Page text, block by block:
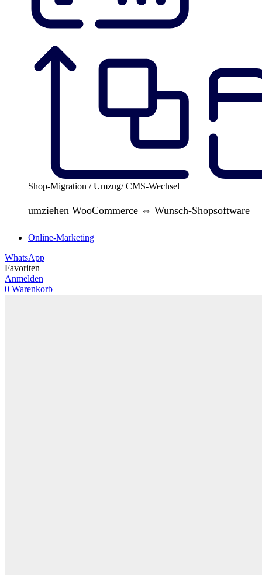
Shop-Migration / Umzug/ CMS-Wechsel
umziehen WooCommerce ⇔ Wunsch-Shopsoftware
Online-Marketing
WhatsApp
Favoriten
Anmelden
0 Warenkorb